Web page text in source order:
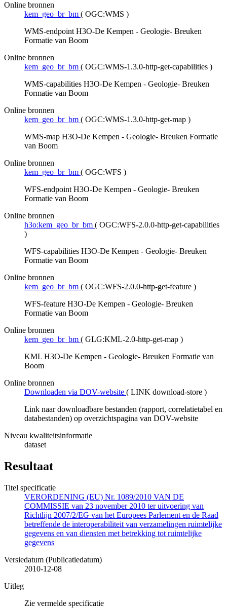
Online bronnen
kem_geo_br_bm ( OGC:WMS )
WMS-endpoint H3O-De Kempen - Geologie- Breuken
Formatie van Boom
Online bronnen
kem_geo_br_bm ( OGC:WMS-1.3.0-http-get-capabilities )
WMS-capabilities H3O-De Kempen - Geologie- Breuken
Formatie van Boom
Online bronnen
kem_geo_br_bm ( OGC:WMS-1.3.0-http-get-map )
WMS-map H3O-De Kempen - Geologie- Breuken Formatie
van Boom
Online bronnen
kem_geo_br_bm ( OGC:WFS )
WFS-endpoint H3O-De Kempen - Geologie- Breuken
Formatie van Boom
Online bronnen
h3o:kem_geo_br_bm ( OGC:WFS-2.0.0-http-get-capabilities
)
WFS-capabilities H3O-De Kempen - Geologie- Breuken
Formatie van Boom
Online bronnen
kem_geo_br_bm ( OGC:WFS-2.0.0-http-get-feature )
WFS-feature H3O-De Kempen - Geologie- Breuken
Formatie van Boom
Online bronnen
kem_geo_br_bm ( GLG:KML-2.0-http-get-map )
KML H3O-De Kempen - Geologie- Breuken Formatie van
Boom
Online bronnen
Downloaden via DOV-website ( LINK download-store )
Link naar downloadbare bestanden (rapport, correlatietabel en
databestanden) op overzichtspagina van DOV-website
Niveau kwaliteitsinformatie
dataset
Resultaat
Titel specificatie
VERORDENING (EU) Nr. 1089/2010 VAN DE
COMMISSIE van 23 november 2010 ter uitvoering van
Richtlijn 2007/2/EG van het Europees Parlement en de Raad
betreffende de interoperabiliteit van verzamelingen ruimtelijke
gegevens en van diensten met betrekking tot ruimtelijke
gegevens
Versiedatum (Publicatiedatum)
2010-12-08
Uitleg
Zie vermelde specificatie